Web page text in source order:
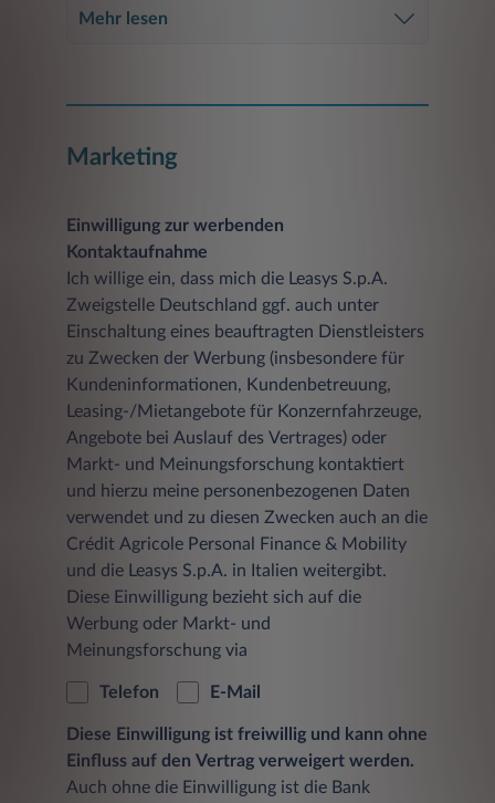
Mehr lesen
Marketing
Einwilligung zur werbenden
Kontaktaufnahme
Ich willige ein, dass mich die Leasys S.p.A.
Zweigstelle Deutschland ggf. auch unter
Einschaltung eines beauftragten Dienstleisters
zu Zwecken der Werbung (insbesondere für
Kundeninformationen, Kundenbetreuung,
Leasing-/Mietangebote für Konzernfahrzeuge,
Angebote bei Auslauf des Vertrages) oder
Markt- und Meinungsforschung kontaktiert
und hierzu meine personenbezogenen Daten
verwendet und zu diesen Zwecken auch an die
Crédit Agricole Personal Finance & Mobility
und die Leasys S.p.A. in Italien weitergibt.
Diese Einwilligung bezieht sich auf die
Werbung oder Markt- und
Meinungsforschung via
Telefon E-Mail
Diese Einwilligung ist freiwillig und kann ohne
Einfluss auf den Vertrag verweigert werden.
Auch ohne die Einwilligung ist die Bank